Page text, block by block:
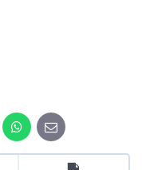
WhatsApp
E-
mail